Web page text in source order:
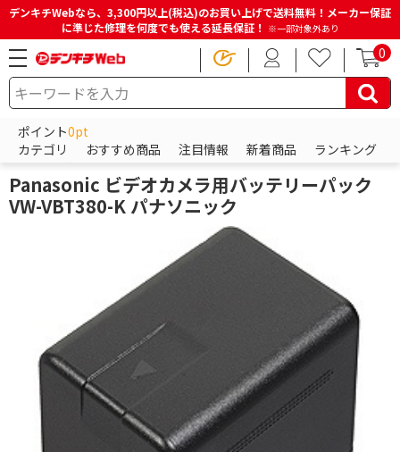
デンキチWebなら、3,300円以上(税込)のお買い上げで送料無料！メーカー保証
に準じた修理を何度でも使える延長保証！ ※一部対象外あり
0
ポイント0pt
カテゴリ
おすすめ商品 注目情報 新着商品 ランキング
HOME 商品一覧ページ
ビデオカメラアクセサリー
パナソニック
Panasonic ビデオカメラ用バッテリーパック
VW-VBT380-K パナソニック